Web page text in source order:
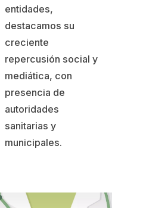
entidades,
destacamos su
creciente
repercusión social y
mediática, con
presencia de
autoridades
sanitarias y
municipales.